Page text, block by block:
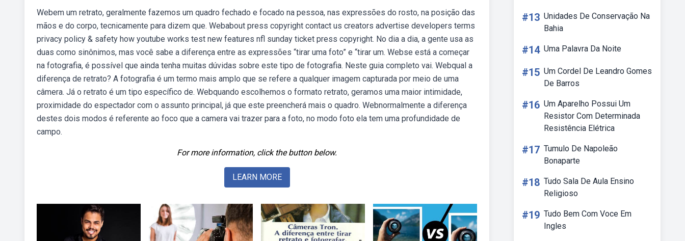
Webem um retrato, geralmente fazemos um quadro fechado e focado na pessoa, nas expressões do rosto, na posição das
mãos e do corpo, tecnicamente para dizem que. Webabout press copyright contact us creators advertise developers terms
privacy policy & safety how youtube works test new features nfl sunday ticket press copyright. No dia a dia, a gente usa as
duas como sinônimos, mas você sabe a diferença entre as expressões “tirar uma foto” e “tirar um. Webse está a começar
na fotografia, é possível que ainda tenha muitas dúvidas sobre este tipo de fotografia. Neste guia completo vai. Webqual a
diferença de retrato? A fotografia é um termo mais amplo que se refere a qualquer imagem capturada por meio de uma
câmera. Já o retrato é um tipo específico de. Webquando escolhemos o formato retrato, geramos uma maior intimidade,
proximidade do espectador com o assunto principal, já que este preencherá mais o quadro. Webnormalmente a diferença
destes dois modos é referente ao foco que a camera vai trazer para a foto, no modo foto ela tem uma profundidade de
campo.
For more information, click the button below.
LEARN MORE
#13 Unidades De Conservação Na
Bahia
#14 Uma Palavra Da Noite
#15 Um Cordel De Leandro Gomes
De Barros
#16 Um Aparelho Possui Um
Resistor Com Determinada
Resistência Elétrica
#17 Tumulo De Napoleão
Bonaparte
#18 Tudo Sala De Aula Ensino
Religioso
#19 Tudo Bem Com Voce Em
Ingles